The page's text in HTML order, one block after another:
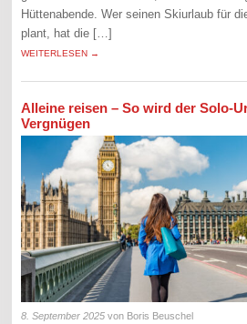
Hüttenabende. Wer seinen Skiurlaub für
plant, hat die […]
WEITERLESEN →
Alleine reisen – So wird der Solo-
Vergnügen
8. September 2025 von Boris Beuschel